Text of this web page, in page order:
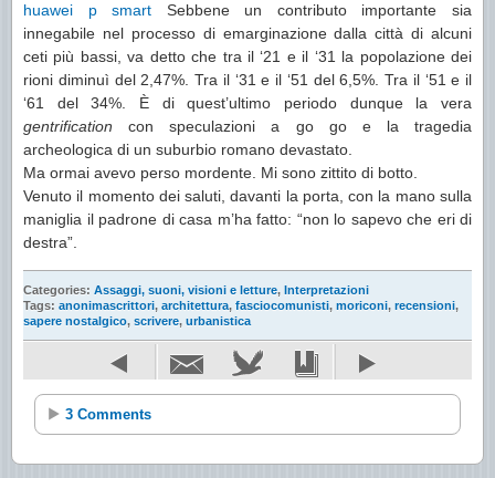
huawei p smart Sebbene un contributo importante sia
innegabile nel processo di emarginazione dalla città di alcuni
ceti più bassi, va detto che tra il ‘21 e il ‘31 la popolazione dei
rioni diminuì del 2,47%. Tra il ‘31 e il ‘51 del 6,5%. Tra il ‘51 e il
‘61 del 34%. È di quest’ultimo periodo dunque la vera
gentrificationcon speculazioni a go go e la tragedia
archeologica di un suburbio romano devastato.
Ma ormai avevo perso mordente. Mi sono zittito di botto.
Venuto il momento dei saluti, davanti la porta, con la mano sulla
maniglia il padrone di casa m’ha fatto: “non lo sapevo che eri di
destra”.
Categories: Assaggi, suoni, visioni e letture, Interpretazioni
Tags: anonimascrittori, architettura, fasciocomunisti, moriconi, recensioni,
sapere nostalgico, scrivere, urbanistica
3 Comments